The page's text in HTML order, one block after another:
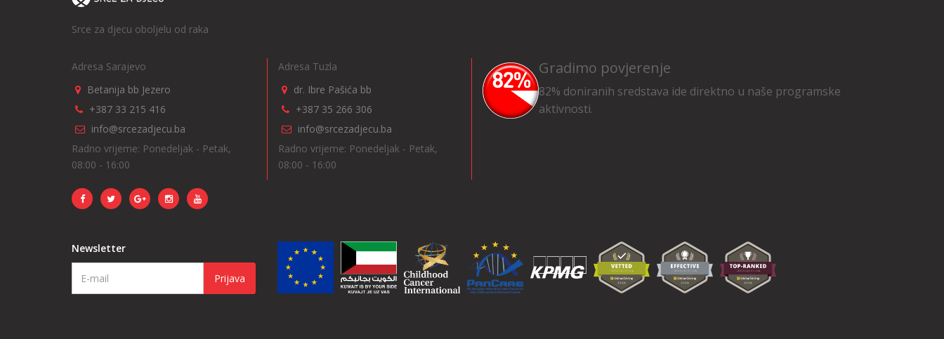
Srce za djecu oboljelu od raka
Adresa Sarajevo
Betanija bb Jezero
+387 33 215 416
info@srcezadjecu.ba
Radno vrijeme: Ponedeljak - Petak,
08:00 - 16:00
Adresa Tuzla
dr. Ibre Pašića bb
+387 35 266 306
info@srcezadjecu.ba
Radno vrijeme: Ponedeljak - Petak,
08:00 - 16:00
Gradimo povjerenje
82% doniranih sredstava ide direktno u naše programske
aktivnosti.
Newsletter
Prijava